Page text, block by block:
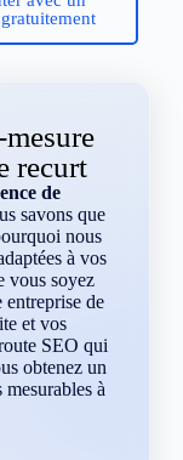
recurt
de
savons que
nous
à vos
vous soyez
de
et vos
SEO qui
obtenez un
à